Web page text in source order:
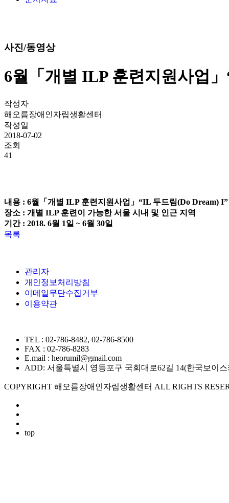
사진/동영상
6월「개별 ILP 훈련지원사업
작성자
해오름장애인자립생활센터
작성일
2018-07-02
조회
41
내용 : 6월「개별 ILP 훈련지원사업」“IL 두드림(Do Dream) I”
장소 : 개별 ILP 훈련이 가능한 서울 시내 및 인근 지역
기간 : 2018. 6월 1일 ~ 6월 30일
목록
관리자
개인정보처리방침
이메일무단수집거부
이용약관
TEL : 02-786-8482, 02-786-8500
FAX : 02-786-8283
E.mail : heorumil@gmail.com
ADD: 서울특별시 영등포구 국회대로62길 14(한국보이
COPYRIGHT 해오름장애인자립생활센터 ALL RIGHTS
top